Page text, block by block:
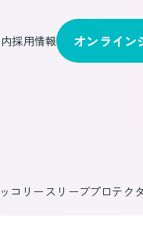
採用情報 オンライン
コリー スリーブプロテク